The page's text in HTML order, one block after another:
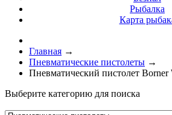
Рыбалка
Карта
Главная →
Пневматические пистолеты →
Пневматический пистолет
Выберите категорию для поиска